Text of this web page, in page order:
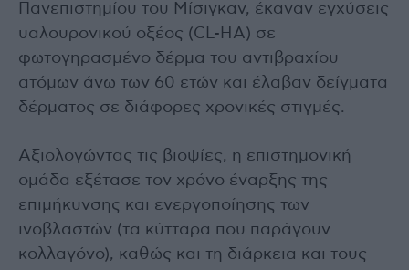
Πανεπιστημίου του Μίσιγκαν, έκαναν εγχύσεις
υαλουρονικού οξέος (CL-HA) σε
φωτογηρασμένο δέρμα του αντιβραχίου
ατόμων άνω των 60 ετών και έλαβαν δείγματα
δέρματος σε διάφορες χρονικές στιγμές.
Αξιολογώντας τις βιοψίες, η επιστημονική
ομάδα εξέτασε τον χρόνο έναρξης της
επιμήκυνσης και ενεργοποίησης των
ινοβλαστών (τα κύτταρα που παράγουν
κολλαγόνο), καθώς και τη διάρκεια και τους